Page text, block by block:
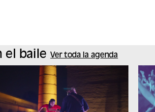
el baile Ver toda la agenda